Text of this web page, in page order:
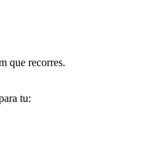
que recorres.
tu: